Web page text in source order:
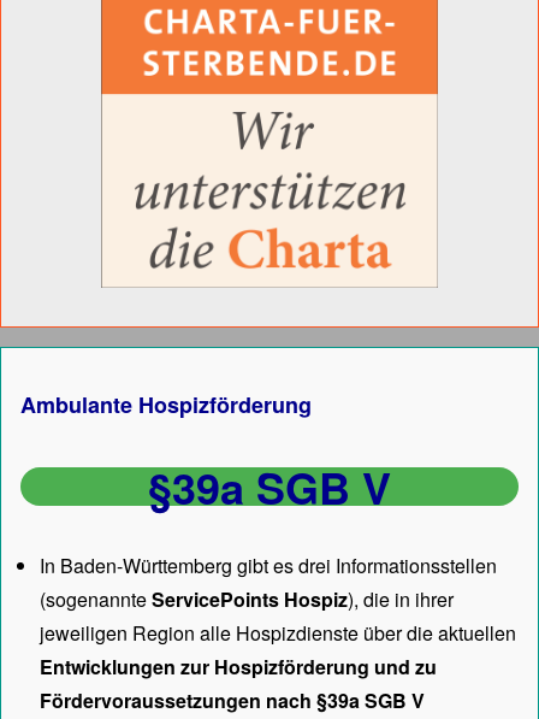
Ambulante Hospizförderung
§39a SGB V
In Baden-Württemberg gibt es drei Informationsstellen
(sogenannteServicePoints Hospiz), die in ihrer
jeweiligen Region alle Hospizdienste über die aktuellen
Entwicklungen zur Hospizförderung und zu
Fördervoraussetzungen nach §39a SGB V